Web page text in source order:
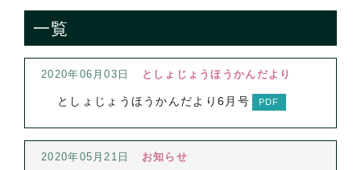
一覧
2020年06月03日 としょじょうほうかんだより
としょじょうほうかんだより6月号
2020年05月21日 お知らせ